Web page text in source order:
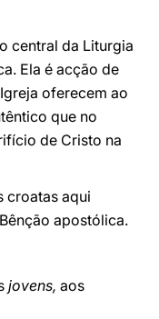
central da Liturgia
Ela é acção de
oferecem ao
que no
de Cristo na
croatas aqui
apostólica.
jovens, aos